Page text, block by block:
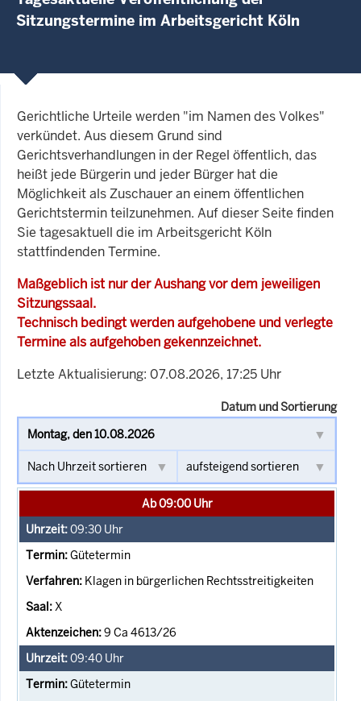
Sitzungstermine im Arbeitsgericht Köln
Gerichtliche Urteile werden "im Namen des Volkes"
verkündet. Aus diesem Grund sind
Gerichtsverhandlungen in der Regel öffentlich, das
heißt jede Bürgerin und jeder Bürger hat die
Möglichkeit als Zuschauer an einem öffentlichen
Gerichtstermin teilzunehmen. Auf dieser Seite finden
Sie tagesaktuell die im Arbeitsgericht Köln
stattfindenden Termine.
Maßgeblich ist nur der Aushang vor dem jeweiligen
Sitzungssaal.
Technisch bedingt werden aufgehobene und verlegte
Termine als aufgehoben gekennzeichnet.
Letzte Aktualisierung: 07.08.2026, 17:25 Uhr
Datum und Sortierung
Ab 09:00 Uhr
09:30 Uhr
Gütetermin
Klagen in bürgerlichen Rechtsstreitigkeiten
X
9 Ca 4613/26
09:40 Uhr
Gütetermin